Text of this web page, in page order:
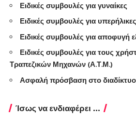
Ειδικές συμβουλές για γυναίκες
Ειδικές συμβουλές για υπερήλικες
Ειδικές συμβουλές για αποφυγή
Ειδικές συμβουλές για τους
Τραπεζικών Μηχανών (Α.Τ.Μ.)
Ασφαλή πρόσβαση στο διαδίκτυο
Ίσως να ενδιαφέρει ...